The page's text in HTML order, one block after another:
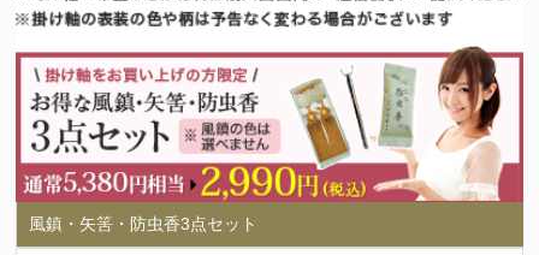
風鎮・矢筈・防虫香3点セット